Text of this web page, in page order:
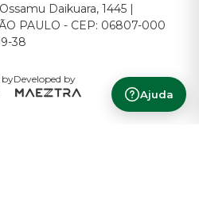
Ajuda
Daikuara, 1445 |
PAULO - CEP: 06807-000
38
byDeveloped by